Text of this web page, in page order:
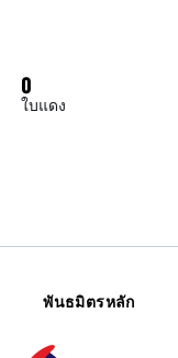
0
ใบแดง
พันธมิตรหลัก